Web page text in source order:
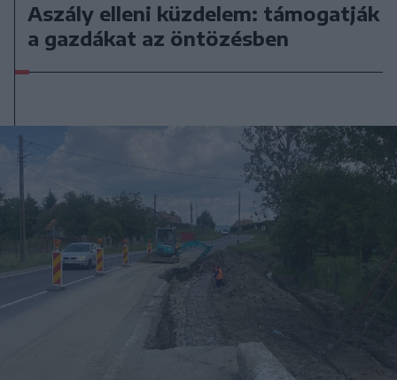
Aszály elleni küzdelem: támogatják
a gazdákat az öntözésben